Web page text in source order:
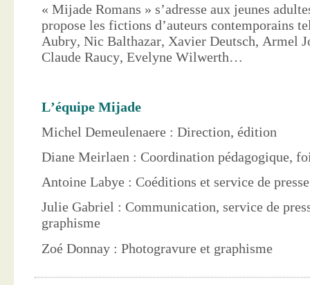
« Mijade Romans » s’adresse aux jeunes
propose les fictions d’auteurs contemporains
Aubry, Nic Balthazar, Xavier Deutsch, Armel
Claude Raucy, Evelyne Wilwerth…
L’équipe Mijade
Michel Demeulenaere : Direction, édition
Diane Meirlaen : Coordination pédagogique,
Antoine Labye : Coéditions et service de
Julie Gabriel : Communication, service de
graphisme
Zoé Donnay : Photogravure et graphisme